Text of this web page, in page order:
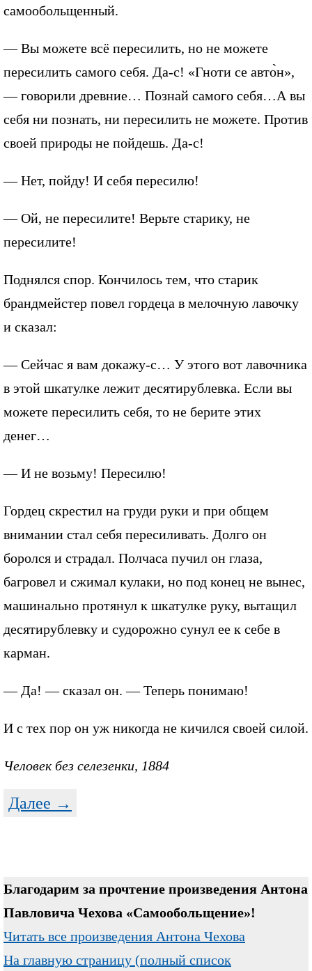
самообольщенный.
— Вы можете всё пересилить, но не можете
пересилить самого себя. Да-с! «Гноти се авто̀н»,
— говорили древние… Познай самого себя…А вы
себя ни познать, ни пересилить не можете. Против
своей природы не пойдешь. Да-с!
— Нет, пойду! И себя пересилю!
— Ой, не пересилите! Верьте старику, не
пересилите!
Поднялся спор. Кончилось тем, что старик
брандмейстер повел гордеца в мелочную лавочку
и сказал:
— Сейчас я вам докажу-с… У этого вот лавочника
в этой шкатулке лежит десятирублевка. Если вы
можете пересилить себя, то не берите этих
денег…
— И не возьму! Пересилю!
Гордец скрестил на груди руки и при общем
внимании стал себя пересиливать. Долго он
боролся и страдал. Полчаса пучил он глаза,
багровел и сжимал кулаки, но под конец не вынес,
машинально протянул к шкатулке руку, вытащил
десятирублевку и судорожно сунул ее к себе в
карман.
— Да! — сказал он. — Теперь понимаю!
И с тех пор он уж никогда не кичился своей силой.
Человек без селезенки, 1884
Далее →
Благодарим за прочтение произведения Антона
Павловича Чехова «Самообольщение»!
Читать все произведения Антона Чехова
На главную страницу (полный список